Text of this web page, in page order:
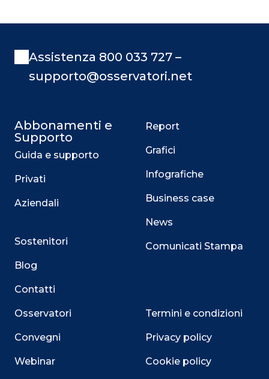
Assistenza 800 033 727 –
supporto@osservatori.net
Abbonamenti e
Supporto
Guida e supporto
Privati
Aziendali
Sostenitori
Blog
Contatti
Osservatori
Convegni
Webinar
Report
Grafici
Infografiche
Business case
News
Comunicati Stampa
Termini e condizioni
Privacy policy
Cookie policy